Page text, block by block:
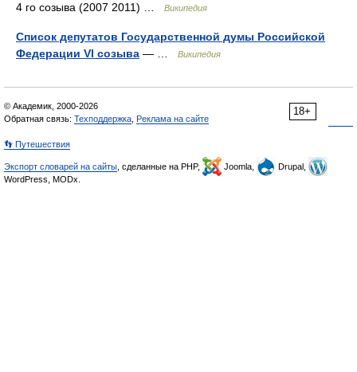
4 го созыва (2007 2011) …
Википедия
Список депутатов Государственной думы Российской
Федерации VI созыва — … Википедия
18+
© Академик, 2000-2026
Обратная связь: Техподдержка Реклама на сайте
👣 Путешествия
Экспорт словарей на сайты , сделанные на PHP, Joomla,
Drupal,
WordPress, MODx.